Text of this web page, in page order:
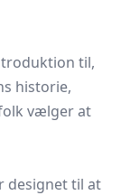
til,
historie,
vælger at
designet til at